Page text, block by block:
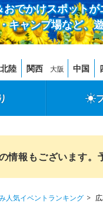
でかけスポット
キャンプ場など、
北陸 関西 大阪 中国
報もございます。
人気イベントランキング